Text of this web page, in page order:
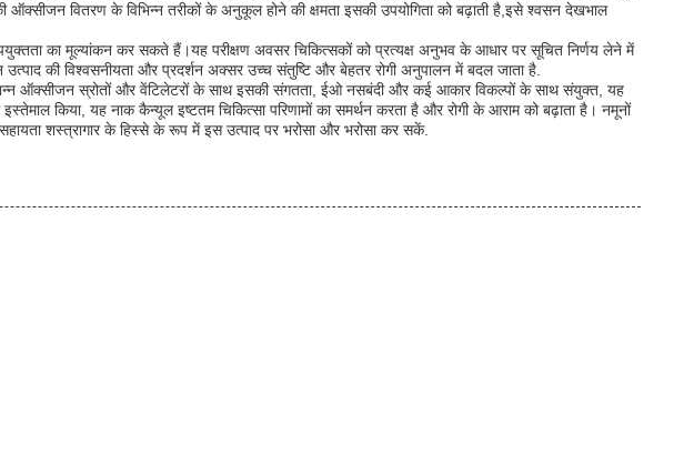
वितरण के विभिन्न तरीकों के अनुकूल होने की क्षमता इसकी उपयोगिता को बढ़ाती है,इसे श्वसन देखभाल
का मूल्यांकन कर सकते हैं।यह परीक्षण अवसर चिकित्सकों को प्रत्यक्ष अनुभव के आधार पर सूचित निर्णय लेने में
की विश्वसनीयता और प्रदर्शन अक्सर उच्च संतुष्टि और बेहतर रोगी अनुपालन में बदल जाता है.
ऑक्सीजन स्रोतों और वेंटिलेटरों के साथ इसकी संगतता, ईओ नसबंदी और कई आकार विकल्पों के साथ संयुक्त, यह
किया, यह नाक कैन्यूल इष्टतम चिकित्सा परिणामों का समर्थन करता है और रोगी के आराम को बढ़ाता है। नमूनों
शस्त्रागार के हिस्से के रूप में इस उत्पाद पर भरोसा और भरोसा कर सकें.